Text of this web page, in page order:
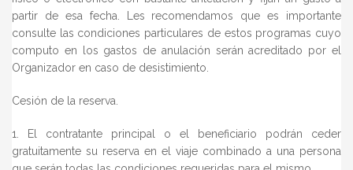
partir de esa fecha. Les recomendamos que es importante
consulte las condiciones particulares de estos programas cuyo
computo en los gastos de anulación serán acreditado por el
Organizador en caso de desistimiento.
Cesión de la reserva.
1. El contratante principal o el beneficiario podrán ceder
gratuitamente su reserva en el viaje combinado a una persona